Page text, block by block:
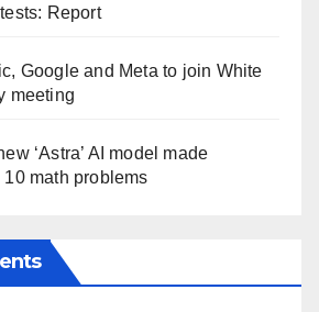
Report
Google and Meta to join White
meeting
‘Astra’ AI model made
math problems